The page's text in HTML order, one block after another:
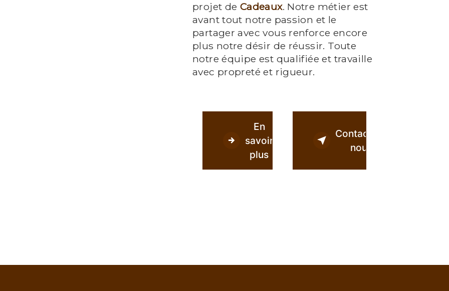
projet de Cadeaux. Notre métier est
avant tout notre passion et le
partager avec vous renforce encore
plus notre désir de réussir. Toute
notre équipe est qualifiée et travaille
avec propreté et rigueur.
En
savoir
plus
Contactez-
nous